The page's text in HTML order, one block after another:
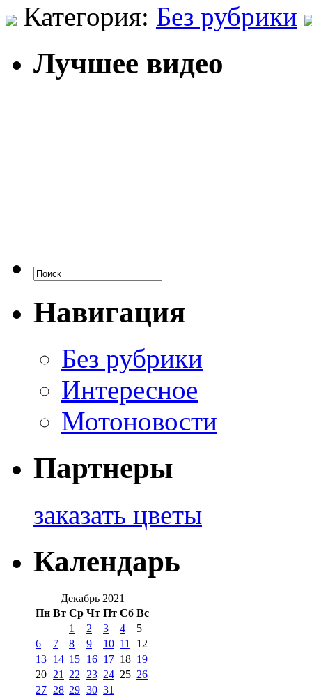
Категория: Без рубрики
Лучшее видео
Навигация
Без рубрики
Интересное
Мотоновости
Партнеры
заказать цветы
Календарь
Декабрь 2021
Пн Вт Ср Чт Пт Сб Вс
1
2 3 4
5
6
7 8 9 10 11
12
13 14 15 16 17 18 19
20 21 22 23 24 25 26
27 28 29 30 31